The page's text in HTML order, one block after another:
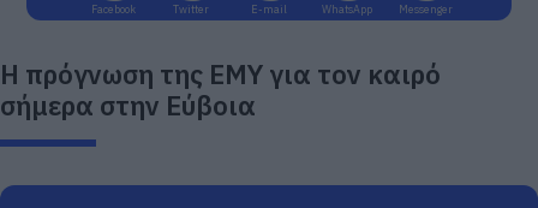
Facebook Twitter E-mail WhatsApp Messenger
Η πρόγνωση της ΕΜΥ για τον καιρό
σήμερα στην Εύβοια